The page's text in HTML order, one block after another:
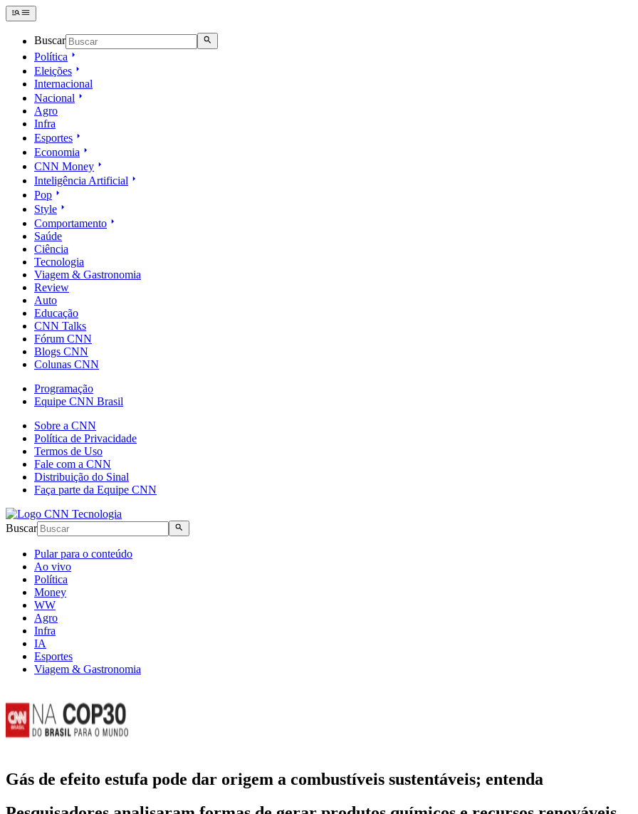
Buscar
Política
Eleições
Internacional
Nacional
Agro
Infra
Esportes
Economia
CNN Money
Inteligência Artificial
Pop
Style
Comportamento
Saúde
Ciência
Tecnologia
Viagem & Gastronomia
Review
Auto
Educação
CNN Talks
Fórum CNN
Blogs CNN
Colunas CNN
Programação
Equipe CNN Brasil
Sobre a CNN
Política de Privacidade
Termos de Uso
Fale com a CNN
Distribuição do Sinal
Faça parte da Equipe CNN
Buscar
Pular para o conteúdo
Ao vivo
Política
Money
WW
Agro
Infra
IA
Esportes
Viagem & Gastronomia
Gás de efeito estufa pode dar origem a combustíveis sustentáveis; entenda